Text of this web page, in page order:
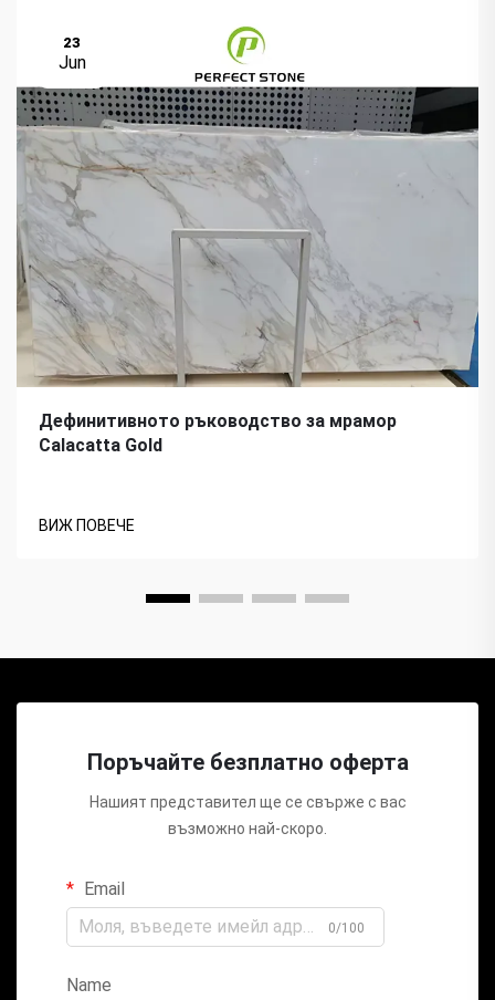
23
Jun
Дефинитивното ръководство за мрамор
Calacatta Gold
ВИЖ ПОВЕЧЕ
Поръчайте безплатно оферта
Нашият представител ще се свърже с вас
възможно най-скоро.
Email
0/100
Name